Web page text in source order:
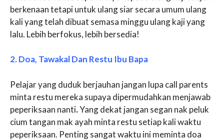
berkenaan tetapi untuk ulang siar secara umum ulang
kali yang telah dibuat semasa minggu ulang kaji yang
lalu. Lebih berfokus, lebih bersedia!
2. Doa, Tawakal Dan Restu Ibu Bapa
Pelajar yang duduk berjauhan jangan lupa call parents
minta restu mereka supaya dipermudahkan menjawab
peperiksaan nanti.Yang dekat jangan segan nak peluk
cium tangan mak ayah minta restu setiap kali waktu
peperiksaan. Penting sangat waktu ini meminta doa